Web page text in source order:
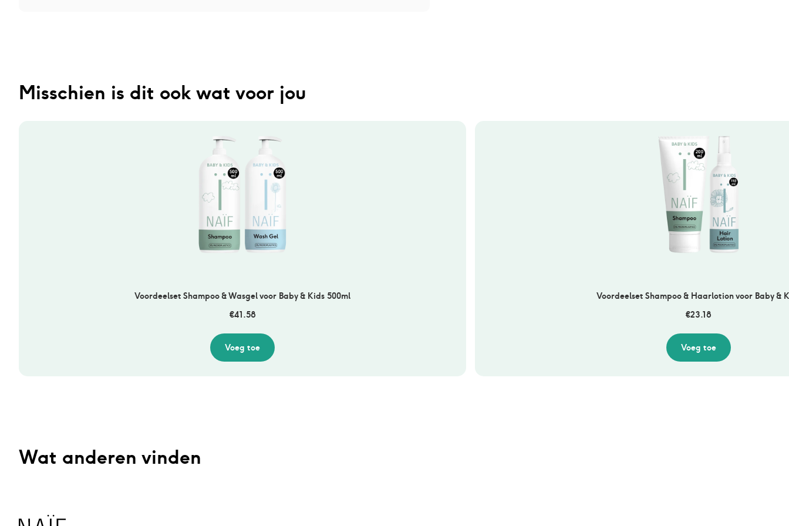
Misschien is dit ook wat voor jou
Voordeelset Shampoo & Wasgel voor Baby & Kids 500ml
€41.58
Voeg toe
Voordeelset Shampoo & Haarlotion voor Baby &
€23.18
Voeg toe
Wat anderen vinden
Naïf